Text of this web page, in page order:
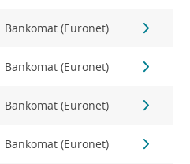
Bankomat (Euronet)
Bankomat (Euronet)
Bankomat (Euronet)
Bankomat (Euronet)